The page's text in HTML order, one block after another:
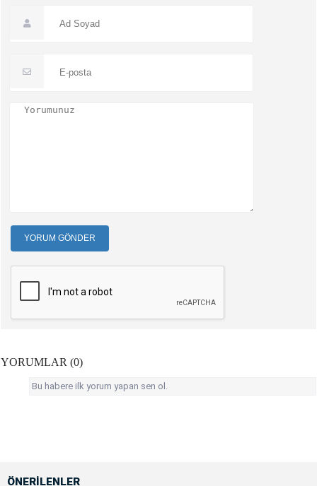
YORUM GÖNDER
YORUMLAR (0)
Bu habere ilk yorum yapan sen ol.
ÖNERİLENLER